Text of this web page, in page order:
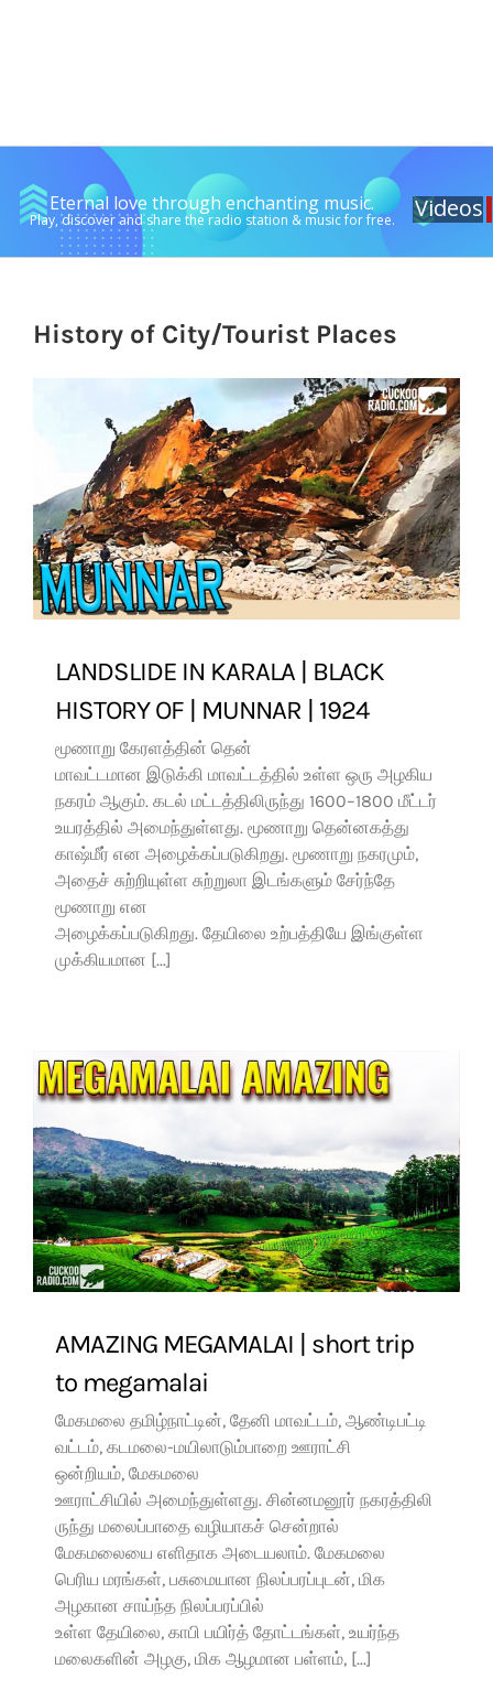
Videos
Eternal love through enchanting music.
Play, discover and share the radio station & music for free.
History of City/Tourist Places
LANDSLIDE IN KARALA | BLACK
HISTORY OF | MUNNAR | 1924
மூணாறு கேரளத்தின் தென்
மாவட்டமான இடுக்கி மாவட்டத்தில் உள்ள ஒரு அழகிய
நகரம் ஆகும். கடல் மட்டத்திலிருந்து 1600–1800 மீட்டர்
உயரத்தில் அமைந்துள்ளது. மூணாறு தென்னகத்து
காஷ்மீர் என அழைக்கப்படுகிறது. மூணாறு நகரமும்,
அதைச் சுற்றியுள்ள சுற்றுலா இடங்களும் சேர்ந்தே
மூணாறு என
அழைக்கப்படுகிறது. தேயிலை உற்பத்தியே இங்குள்ள
முக்கியமான [...]
AMAZING MEGAMALAI | short trip
to megamalai
மேகமலை தமிழ்நாட்டின், தேனி மாவட்டம், ஆண்டிபட்டி
வட்டம், கடமலை-மயிலாடும்பாறை ஊராட்சி
ஒன்றியம், மேகமலை
ஊராட்சியில் அமைந்துள்ளது. சின்னமனூர் நகரத்திலி
ருந்து மலைப்பாதை வழியாகச் சென்றால்
மேகமலையை எளிதாக அடையலாம். மேகமலை
பெரிய மரங்கள், பசுமையான நிலப்பரப்புடன், மிக
அழகான சாய்ந்த நிலப்பரப்பில்
உள்ள தேயிலை, காபி பயிர்த் தோட்டங்கள், உயர்ந்த
மலைகளின் அழகு, மிக ஆழமான பள்ளம், [...]